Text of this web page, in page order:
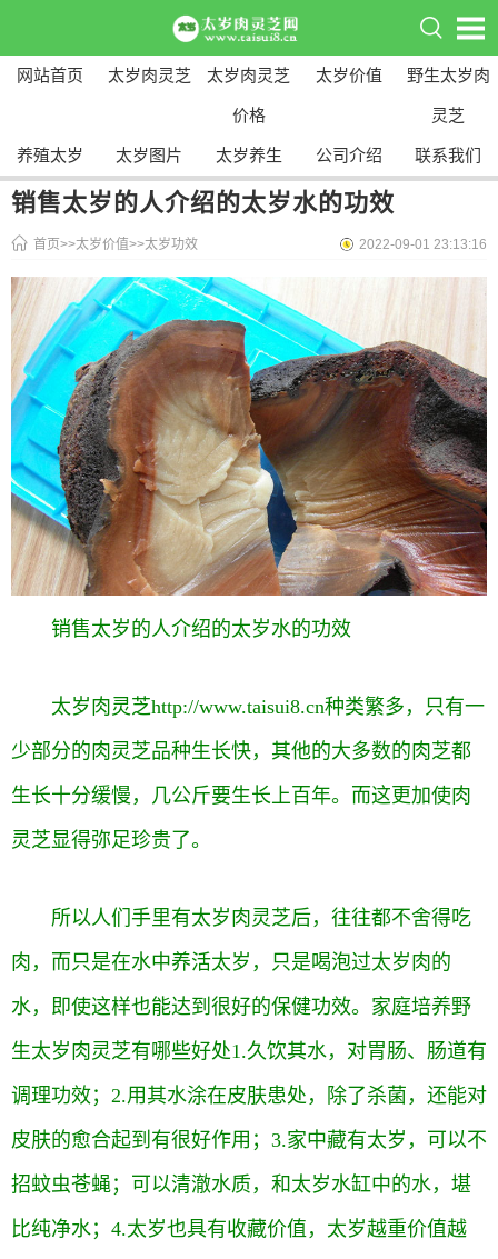
网站首页 太岁肉灵芝 太岁肉灵芝
价格
太岁价值 野生太岁肉
灵芝
养殖太岁 太岁图片 太岁养生 公司介绍 联系我们
销售太岁的人介绍的太岁水的功效
首页>>太岁价值>>太岁功效 2022-09-01 23:13:16
销售太岁的人介绍的太岁水的功效
太岁肉灵芝http://www.taisui8.cn种类繁多，只有一
少部分的肉灵芝品种生长快，其他的大多数的肉芝都
生长十分缓慢，几公斤要生长上百年。而这更加使肉
灵芝显得弥足珍贵了。
所以人们手里有太岁肉灵芝后，往往都不舍得吃
肉，而只是在水中养活太岁，只是喝泡过太岁肉的
水，即使这样也能达到很好的保健功效。 家庭培养野
生太岁肉灵芝有哪些好处1.久饮其水，对胃肠、肠道有
调理功效；2.用其水涂在皮肤患处，除了杀菌，还能对
皮肤的愈合起到有很好作用；3.家中藏有太岁，可以不
招蚊虫苍蝇；可以清澈水质，和太岁水缸中的水，堪
比纯净水；4.太岁也具有收藏价值，太岁越重价值越